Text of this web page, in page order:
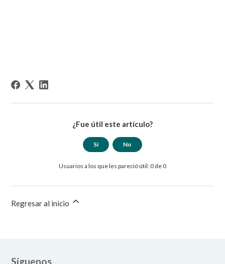
¿Fue útil este artículo?
Sí No
Usuarios a los que les pareció útil: 0 de 0
Regresar al inicio
Síguenos